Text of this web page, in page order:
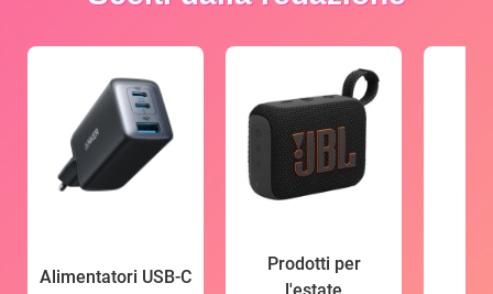
Alimentatori USB-C
Prodotti per